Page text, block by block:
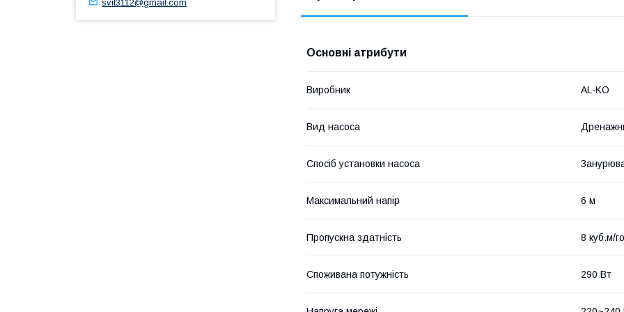
Основні атрибути
Виробник AL-KO
Вид насоса
Спосіб установки насоса
Максимальний напір 6 м
Пропускна здатність 8 куб.м/
Споживана потужність 290 Вт